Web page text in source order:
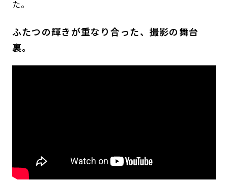
た。
ふたつの輝きが重なり合った、撮影の舞台
裏。